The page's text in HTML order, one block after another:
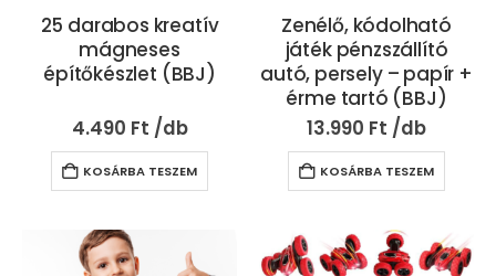
25 darabos kreatív
mágneses
építőkészlet (BBJ)
4.490 Ft
KOSÁRBA TESZEM
Zenélő, kódolható
játék pénzszállító
autó, persely – papír +
érme tartó (BBJ)
13.990 Ft
KOSÁRBA TESZEM